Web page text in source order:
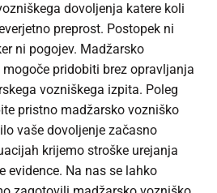
dovoljenja katere koli
preprost. Postopek ni
ni pogojev. Madžarsko
pridobiti brez opravljanja
vozniškega izpita. Poleg
pristno madžarsko vozniško
vaše dovoljenje začasno
krijemo stroške urejanja
evidence. Na nas se lahko